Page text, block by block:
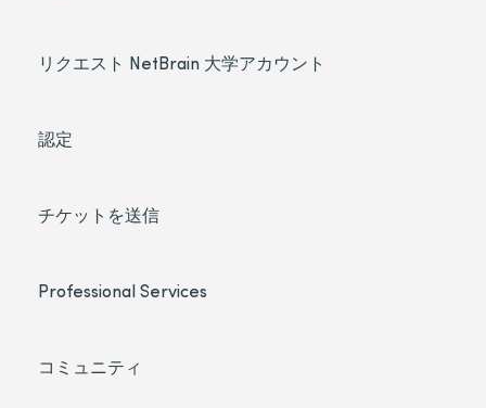
リクエスト NetBrain 大学アカウント
認定
チケットを送信
Professional Services
コミュニティ